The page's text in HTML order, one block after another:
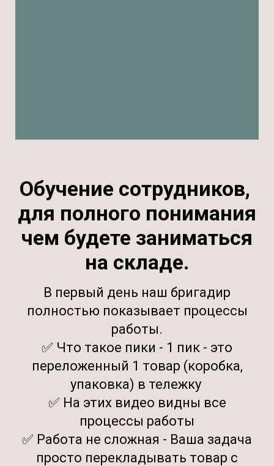
Обучение сотрудников,
для полного понимания
чем будете заниматься
на складе.
В первый день наш бригадир
полностью показывает процессы
работы.
✅ Что такое пики - 1 пик - это
переложенный 1 товар (коробка,
упаковка) в тележку
✅ На этих видео видны все
процессы работы
✅ Работа не сложная - Ваша задача
просто перекладывать товар с